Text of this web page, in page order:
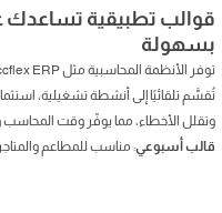
قوالب تطبيقية تساعدك
بسهولة
تُقسَّم تلقائيًا إلى أنشطة تشغيلية،
وتقلل الأخطاء، مما يوفّر وقت المحاسب
قالب أسبوعي: مناسب للمطاعم